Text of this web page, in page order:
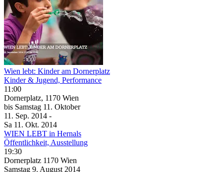
Wien lebt: Kinder am Dornerplatz
Kinder & Jugend, Performance
11:00
Dornerplatz, 1170 Wien
bis Samstag 11. Oktober
11. Sep. 2014 -
Sa 11. Okt. 2014
WIEN LEBT in Hernals
Öffentlichkeit, Ausstellung
19:30
Dornerplatz 1170 Wien
Samstag 9. August 2014